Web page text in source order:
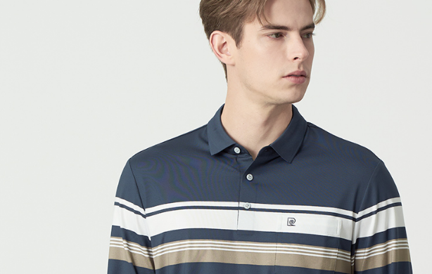
宅配(本島)
每筆NT$80，滿NT$1,200(含以上)免
宅配(離島)
每筆NT$80，滿NT$1,200(含以上)免